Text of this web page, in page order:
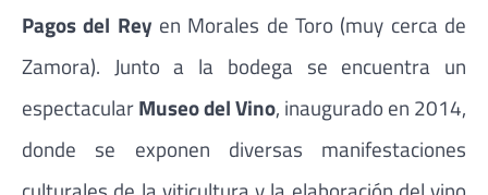
Pagos del Rey en Morales de Toro (muy cerca de
Zamora). Junto a la bodega se encuentra un
espectacularMuseo del Vino, inaugurado en 2014,
donde se exponen diversas manifestaciones